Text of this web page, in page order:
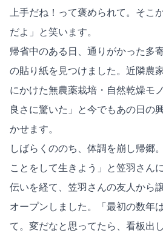
上手だね！って褒められて。そこ
だよ」と笑います。
帰省中のある日、通りがかった多
の貼り紙を見つけました。近隣農
にかけた無農薬栽培・自然乾燥モ
良さに驚いた」と今でもあの日の
かせます。
しばらくののち、体調を崩し帰郷
ことをして生きよう」と笠羽さん
伝いを経て、笠羽さんの友人から
オープンしました。「最初の数年
て。変だなと思ってたら、看板出